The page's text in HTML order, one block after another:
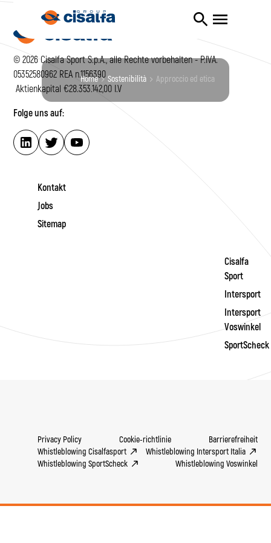
Home sostenibilità approccio ed etica
© 2026 Cisalfa Sport S.p.A., alle Rechte vorbehalten - P.IVA.
05352580962 REA n.1156390
Aktienkapital €28.353.142,00 I.V
Folge uns auf:
Kontakt
Jobs
Sitemap
Cisalfa
Sport
Intersport
Intersport
Voswinkel
SportScheck
Privacy Policy Cookie-richtlinie
Barrierefreiheit
Whistleblowing Cisalfasport
Whistleblowing Intersport Italia
Whistleblowing SportScheck
Whistleblowing Voswinkel